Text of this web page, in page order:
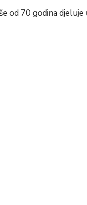
od 70 godina djeluje